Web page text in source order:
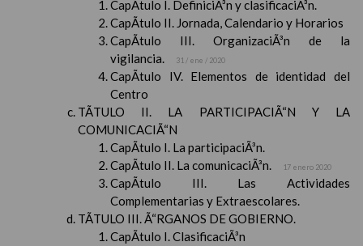
CapÃ­tulo I. DefiniciÃ³n y clasificaciÃ³n.
CapÃ­tulo II. Jornada, Calendario y Horarios
CapÃ­tulo III. OrganizaciÃ³n de la
vigilancia.
31 / ene / 2020
CapÃ­tulo IV. Elementos de identidad del
Centro
TÃTULO II. LA PARTICIPACIÃ“N Y LA
COMUNICACIÃ“N
CapÃ­tulo I. La participaciÃ³n.
CapÃ­tulo II. La comunicaciÃ³n.
17 enero 2020
CapÃ­tulo III. Las Actividades
Complementarias y Extraescolares.
TÃTULO III. Ã“RGANOS DE GOBIERNO.
CapÃ­tulo I. ClasificaciÃ³n